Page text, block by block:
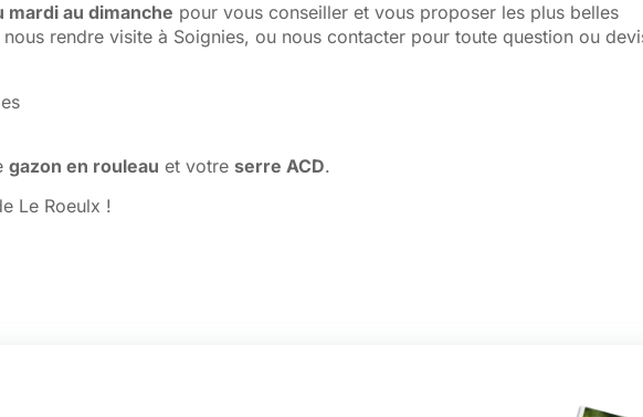
mardi au dimanche pour vous conseiller et vous proposer les plus belles
rendre visite à Soignies, ou nous contacter pour toute question ou
gazon en rouleau et votre serre ACD.
Le Roeulx !